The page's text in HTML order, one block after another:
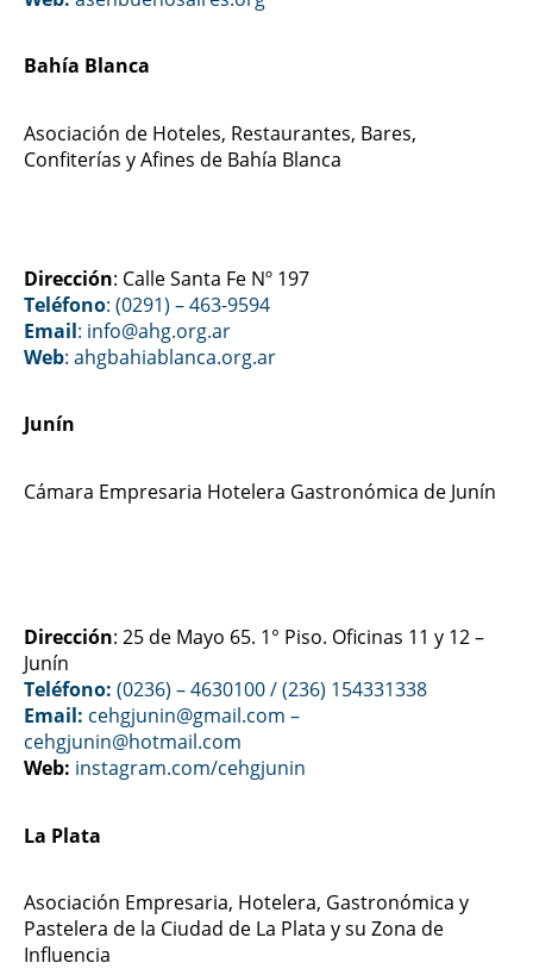
Bahía Blanca
Asociación de Hoteles, Restaurantes, Bares,
Confiterías y Afines de Bahía Blanca
Dirección: Calle Santa Fe Nº 197
Teléfono: (0291) – 463-9594
Email: info@ahg.org.ar
Web: ahgbahiablanca.org.ar
Junín
Cámara Empresaria Hotelera Gastronómica de Junín
Dirección: 25 de Mayo 65. 1° Piso. Oficinas 11 y 12 –
Junín
Teléfono: (0236) – 4630100/ (236) 154331338
Email: cehgjunin@gmail.com –
cehgjunin@hotmail.com
Web: instagram.com/cehgjunin
La Plata
Asociación Empresaria, Hotelera, Gastronómica y
Pastelera de la Ciudad de La Plata y su Zona de
Influencia